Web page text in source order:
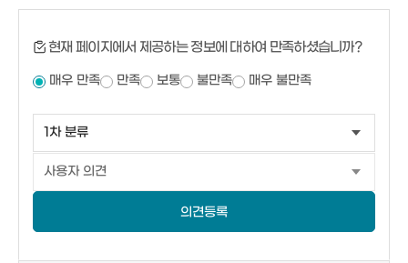
현재 페이지에서 제공하는 정보에 대하여 만족하셨습니까?
매우 만족 만족 보통 불만족 매우 불만족
의견등록